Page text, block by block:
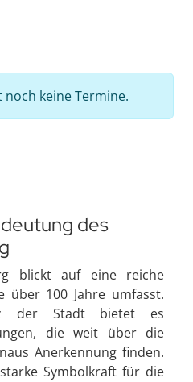
keine Termine.
des
blickt auf eine reiche
über 100 Jahre umfasst.
der Stadt bietet es
die weit über die
Anerkennung finden.
Symbolkraft für die